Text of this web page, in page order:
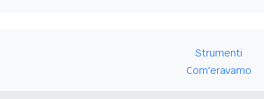
Strumenti
Com'eravamo